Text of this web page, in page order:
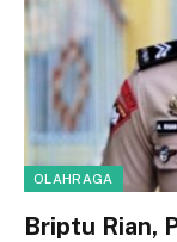
OLAHRAGA
Briptu Rian,